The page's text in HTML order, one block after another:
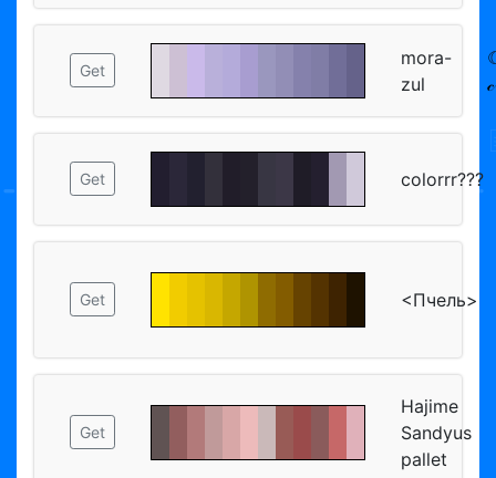
Get
mora-
zul
Get colorrr???
Get <Пчель>
Get
Hajime
Sandyus
pallet